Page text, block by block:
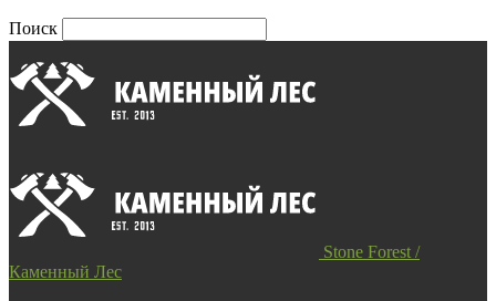
Поиск
Stone Forest /
Каменный Лес